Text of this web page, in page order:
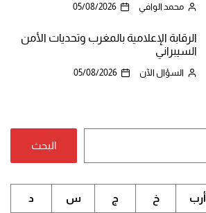
محمد الوافي 05/08/2026
الرقابة الإعلامية بالمغرب وتحديات الأمن
السيبراني
السؤال الآن 05/08/2026
البحث
أرب خ ج س د